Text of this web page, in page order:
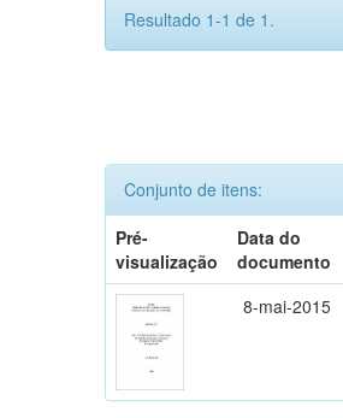
Resultado 1-1 de 1.
Conjunto de itens:
Pré-
visualização
Data do
documento
8-mai-2015